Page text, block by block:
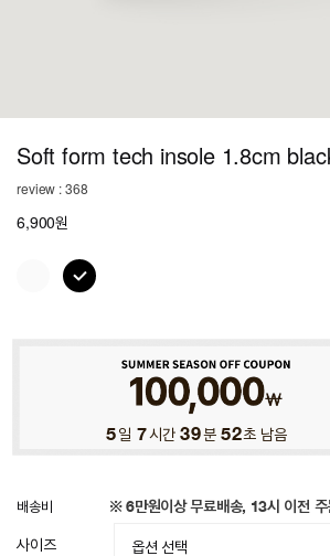
Soft form tech insole 1.8cm
review : 368
6,900원
5일 7시간 39분 50초 남음
배송비 ※ 6만원이상 무료배송, 13시 이전 주
사이즈